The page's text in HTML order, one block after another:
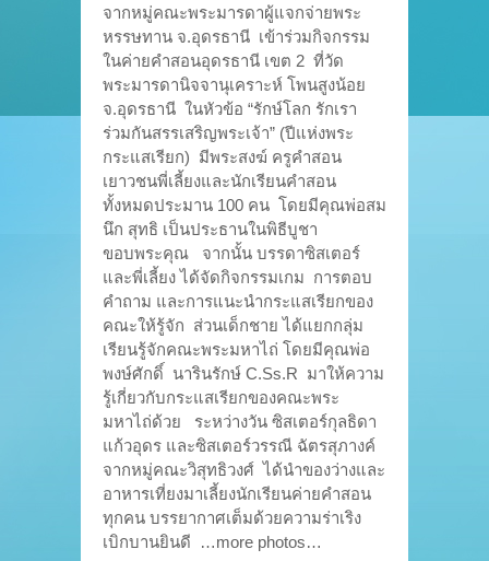
จากหมู่คณะพระมารดาผู้แจกจ่ายพระ
หรรษทาน จ.อุดรธานี เข้าร่วมกิจกรรม
ในค่ายคำสอนอุดรธานี เขต 2 ที่วัด
พระมารดานิจจานุเคราะห์ โพนสูงน้อย
จ.อุดรธานี ในหัวข้อ “รักษ์โลก รักเรา
ร่วมกันสรรเสริญพระเจ้า” (ปีแห่งพระ
กระแสเรียก) มีพระสงฆ์ ครูคำสอน
เยาวชนพี่เลี้ยงและนักเรียนคำสอน
ทั้งหมดประมาน 100 คน โดยมีคุณพ่อสม
นึก สุทธิ เป็นประธานในพิธีบูชา
ขอบพระคุณ จากนั้น บรรดาซิสเตอร์
และพี่เลี้ยง ได้จัดกิจกรรมเกม การตอบ
คำถาม และการแนะนำกระแสเรียกของ
คณะให้รู้จัก ส่วนเด็กชาย ได้แยกกลุ่ม
เรียนรู้จักคณะพระมหาไถ่ โดยมีคุณพ่อ
พงษ์ศักดิ์ นารินรักษ์ C.Ss.R มาให้ความ
รู้เกี่ยวกับกระแสเรียกของคณะพระ
มหาไถ่ด้วย ระหว่างวัน ซิสเตอร์กุลธิดา
แก้วอุดร และซิสเตอร์วรรณี ฉัตรสุภางค์
จากหมู่คณะวิสุทธิวงศ์ ได้นำของว่างและ
อาหารเที่ยงมาเลี้ยงนักเรียนค่ายคำสอน
ทุกคน บรรยากาศเต็มด้วยความร่าเริง
เบิกบานยินดี …more photos…